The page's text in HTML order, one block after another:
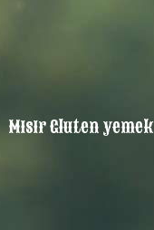
Mısır Gluten yemek